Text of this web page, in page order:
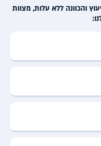
והכוונה ללא עלות, מצוות